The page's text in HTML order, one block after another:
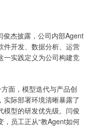
杰披露，公司内部Agent
件开发、数据分析、运营
一实践定义为公司构建竞
面，模型迭代与产品创
实际部署环境清晰暴露了
模型的研发优先级。闫俊
员工正从“教Agent如何